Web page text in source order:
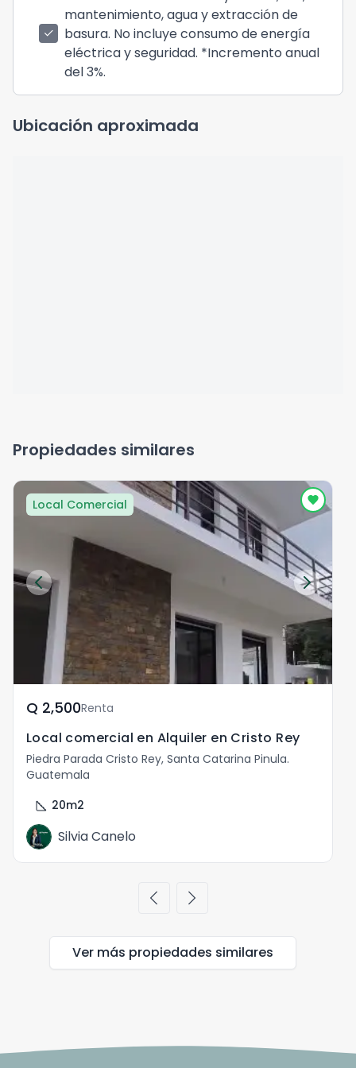
check
mantenimiento, agua y extracción de
basura. No incluye consumo de energía
eléctrica y seguridad. *Incremento anual
del 3%.
Ubicación aproximada
Propiedades similares
Local Comercial
Q	2,500Renta
Local comercial en Alquiler en Cristo Rey
Piedra Parada Cristo Rey, Santa Catarina Pinula.
Guatemala
square_foot 20m2
Silvia Canelo
chevron_left chevron_right
Ver más propiedades similares